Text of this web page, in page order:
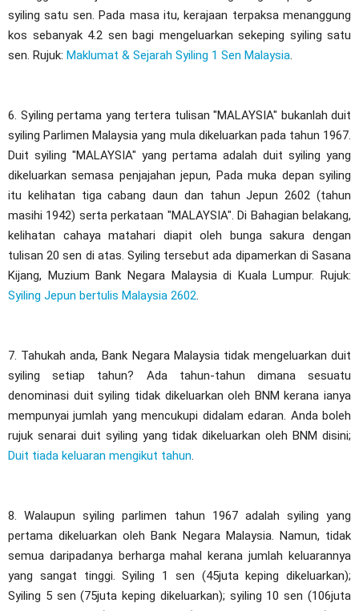
syiling satu sen. Pada masa itu, kerajaan terpaksa menanggung
kos sebanyak 4.2 sen bagi mengeluarkan sekeping syiling satu
sen. Rujuk: Maklumat & Sejarah Syiling 1 Sen Malaysia.
6. Syiling pertama yang tertera tulisan "MALAYSIA" bukanlah duit
syiling Parlimen Malaysia yang mula dikeluarkan pada tahun 1967.
Duit syiling "MALAYSIA" yang pertama adalah duit syiling yang
dikeluarkan semasa penjajahan jepun, Pada muka depan syiling
itu kelihatan tiga cabang daun dan tahun Jepun 2602 (tahun
masihi 1942) serta perkataan "MALAYSIA". Di Bahagian belakang,
kelihatan cahaya matahari diapit oleh bunga sakura dengan
tulisan 20 sen di atas. Syiling tersebut ada dipamerkan di Sasana
Kijang, Muzium Bank Negara Malaysia di Kuala Lumpur. Rujuk:
Syiling Jepun bertulis Malaysia 2602.
7. Tahukah anda, Bank Negara Malaysia tidak mengeluarkan duit
syiling setiap tahun? Ada tahun-tahun dimana sesuatu
denominasi duit syiling tidak dikeluarkan oleh BNM kerana ianya
mempunyai jumlah yang mencukupi didalam edaran. Anda boleh
rujuk senarai duit syiling yang tidak dikeluarkan oleh BNM disini;
Duit tiada keluaran mengikut tahun.
8. Walaupun syiling parlimen tahun 1967 adalah syiling yang
pertama dikeluarkan oleh Bank Negara Malaysia. Namun, tidak
semua daripadanya berharga mahal kerana jumlah keluarannya
yang sangat tinggi. Syiling 1 sen (45juta keping dikeluarkan);
Syiling 5 sen (75juta keping dikeluarkan); syiling 10 sen (106juta